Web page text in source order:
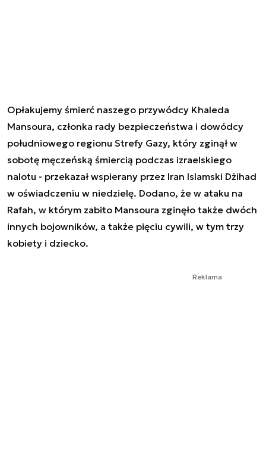
Opłakujemy śmierć naszego przywódcy Khaleda
Mansoura, członka rady bezpieczeństwa i dowódcy
południowego regionu Strefy Gazy, który zginął w
sobotę męczeńską śmiercią podczas izraelskiego
nalotu - przekazał wspierany przez Iran Islamski Dżihad
w oświadczeniu w niedzielę. Dodano, że w ataku na
Rafah, w którym zabito Mansoura zginęło także dwóch
innych bojowników, a także pięciu cywili, w tym trzy
kobiety i dziecko.
Reklama